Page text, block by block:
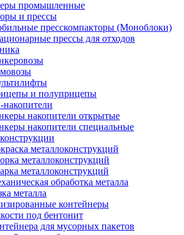
промышленные
и прессы
пресскомпакторы (Моноблоки)
прессы для отходов
и полуприцепы
накопители открытые
накопители специальные
металлоконструкций
металлоконструкций
металлоконструкций
обработка металла
металла
контейнеры
под бентонит
для мусорных пакетов